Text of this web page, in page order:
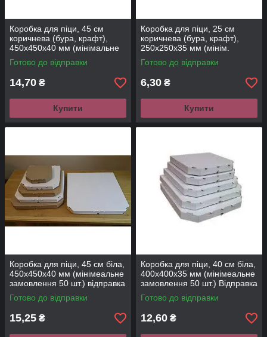
Коробка для піци, 45 см
коричнева (бура, крафт),
450х450х40 мм (мінімальне
замовлення 50 шт.) Відправка
після погодження замовленн
Готово до відправки
14,70 ₴
Купити
Коробка для піци, 25 см
коричнева (бура, крафт),
250х250х35 мм (мінім.
замовлення 100 шт.)
Відправка після погодження з
клієнтом
Готово до відправки
6,30 ₴
Купити
Коробка для піци, 45 см біла,
450х450х40 мм (мінімеальне
замовлення 50 шт.) відправка
після погодження
замовлення
Готово до відправки
15,25 ₴
Коробка для піци, 40 см біла,
400х400х35 мм (мінімеальне
замовлення 50 шт.) Відправка
після погодження
замовлення
Готово до відправки
12,60 ₴